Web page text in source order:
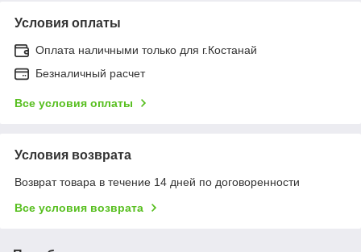
Условия оплаты
Оплата наличными только для г.Костанай
Безналичный расчет
Все условия оплаты
Условия возврата
Возврат товара в течение 14 дней по договоренности
Все условия возврата